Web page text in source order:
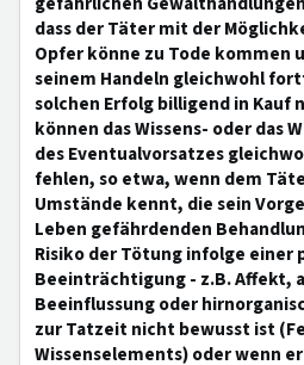
dass der Täter mit der
Opfer könne zu Tode kommen
seinem Handeln gleichwohl
solchen Erfolg billigend in Kauf
können das Wissens- oder das
des Eventualvorsatzes
fehlen, so etwa, wenn dem
Umstände kennt, die sein
Leben gefährdenden
Risiko der Tötung infolge einer
Beeinträchtigung - z.B. Affekt,
Beeinflussung oder
zur Tatzeit nicht bewusst ist
Wissenselements) oder wenn